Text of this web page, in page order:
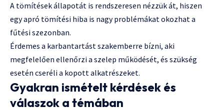
A tömítések állapotát is rendszeresen nézzük át, hiszen
egy apró tömítési hiba is nagy problémákat okozhat a
fűtési szezonban.
Érdemes a karbantartást szakemberre bízni, aki
megfelelően ellenőrzi a szelep működését, és szükség
esetén cseréli a kopott alkatrészeket.
Gyakran ismételt kérdések és
válaszok a témában